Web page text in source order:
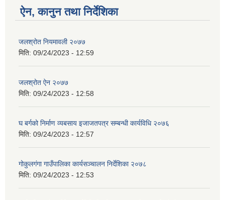
ऐन, कानुन तथा निर्देशिका
जलश्रोत नियमावली २०७७
मिति: 09/24/2023 - 12:59
जलश्रोत ऐन २०७७
मिति: 09/24/2023 - 12:58
घ बर्गको निर्माण व्यबसाय इजाजतपत्र सम्बन्धी कार्यविधि २०७६
मिति: 09/24/2023 - 12:57
गोकुलगंगा गाउँपालिका कार्यसञ्चालन निर्देशिका २०७८
मिति: 09/24/2023 - 12:53